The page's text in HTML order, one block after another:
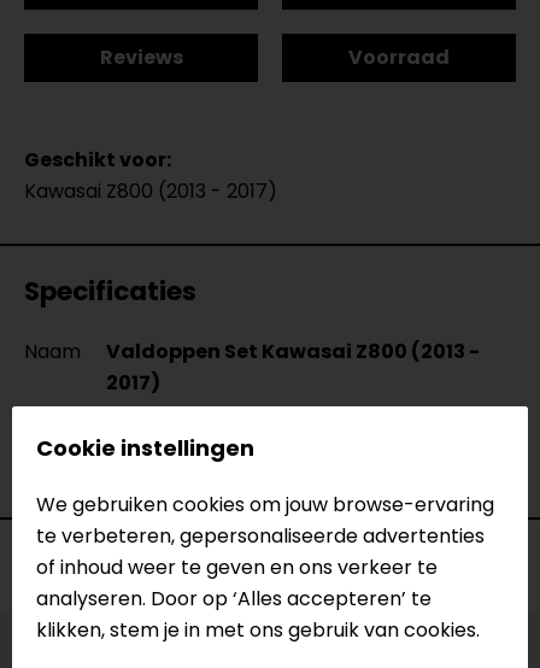
Reviews Voorraad
Geschikt voor:
Kawasai Z800 (2013 - 2017)
Specificaties
Naam
Valdoppen Set Kawasai Z800 (2013 -
2017)
Model
KN8101-13
Merk
Barracuda
Voorraad
Cookie instellingen
We gebruiken cookies om jouw browse-ervaring
te verbeteren, gepersonaliseerde advertenties
of inhoud weer te geven en ons verkeer te
analyseren. Door op ‘Alles accepteren’ te
klikken, stem je in met ons gebruik van cookies.